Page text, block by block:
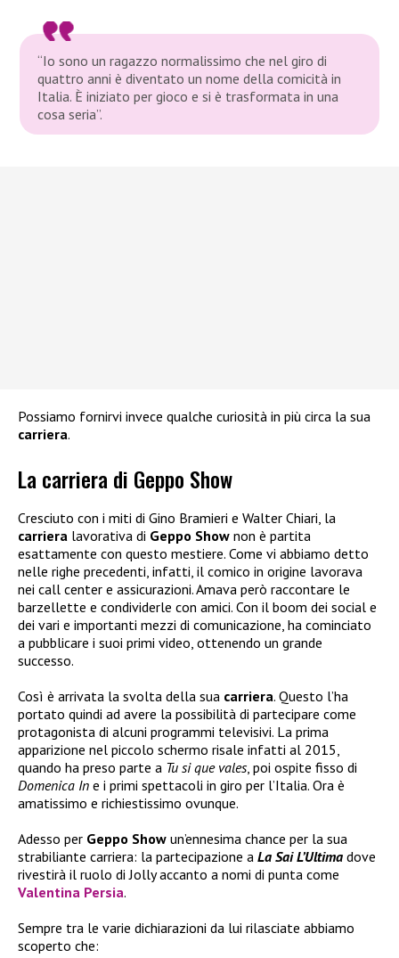
“Io sono un ragazzo normalissimo che nel giro di
quattro anni è diventato un nome della comicità in
Italia. È iniziato per gioco e si è trasformata in una
cosa seria”.
Possiamo fornirvi invece qualche curiosità in più circa la sua
carriera.
La carriera di Geppo Show
Cresciuto con i miti di Gino Bramieri e Walter Chiari, la
carriera lavorativa di Geppo Show non è partita
esattamente con questo mestiere. Come vi abbiamo detto
nelle righe precedenti, infatti, il comico in origine lavorava
nei call center e assicurazioni. Amava però raccontare le
barzellette e condividerle con amici. Con il boom dei social e
dei vari e importanti mezzi di comunicazione, ha cominciato
a pubblicare i suoi primi video, ottenendo un grande
successo.
Così è arrivata la svolta della sua carriera. Questo l’ha
portato quindi ad avere la possibilità di partecipare come
protagonista di alcuni programmi televisivi. La prima
apparizione nel piccolo schermo risale infatti al 2015,
quando ha preso parte a Tu si que vales, poi ospite fisso di
Domenica In e i primi spettacoli in giro per l’Italia. Ora è
amatissimo e richiestissimo ovunque.
Adesso per Geppo Show un’ennesima chance per la sua
strabiliante carriera: la partecipazione a La Sai L’Ultima dove
rivestirà il ruolo di Jolly accanto a nomi di punta come
Valentina Persia.
Sempre tra le varie dichiarazioni da lui rilasciate abbiamo
scoperto che: